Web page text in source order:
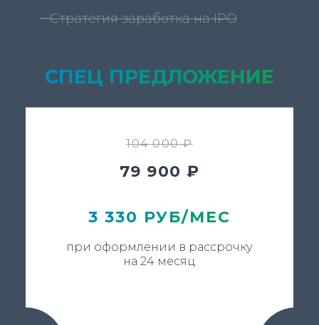
Стратегия заработка на IPO
СПЕЦ ПРЕДЛОЖЕНИЕ
104 000 ₽
79 900 ₽
3 330 РУБ/МЕС
при оформлении в рассрочку
на 24 месяц